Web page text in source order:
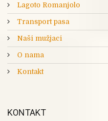
Lagoto Romanjolo
Transport pasa
Naši mužjaci
O nama
Kontakt
KONTAKT